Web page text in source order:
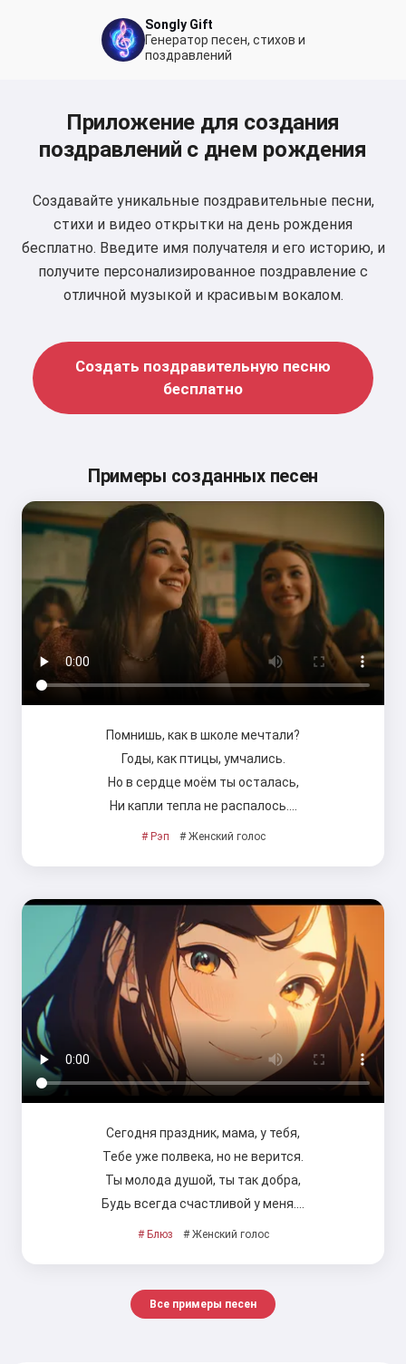
Songly Gift
Генератор песен, стихов и
поздравлений
Приложение для создания
поздравлений с днем рождения
Создавайте уникальные поздравительные песни,
стихи и видео открытки на день рождения
бесплатно. Введите имя получателя и его историю, и
получите персонализированное поздравление с
отличной музыкой и красивым вокалом.
Создать поздравительную песню
бесплатно
Примеры созданных песен
Помнишь, как в школе мечтали?
Годы, как птицы, умчались.
Но в сердце моём ты осталась,
Ни капли тепла не распалось.…
# Рэп # Женский голос
Сегодня праздник, мама, у тебя,
Тебе уже полвека, но не верится.
Ты молода душой, ты так добра,
Будь всегда счастливой у меня.…
# Блюз # Женский голос
Все примеры песен